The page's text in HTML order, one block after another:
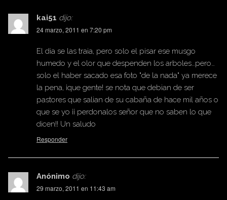
kai51 dijo:
24 marzo, 2011 en 7:20 pm
El dia se las traia, pero solo el pisar ese musgo
humedo y el olor que despenden los arboles…pero…
solo el haber sacado esa foto "de la nada" ya merece
la pena, ¡que gente! se nota que debian de ser
pastores que salian de su cabaña de hace mil años o
que se yo ¡¡ perdonalos señor que no saben lo que
dicen!! Un saludo
Responder
Anónimo dijo:
29 marzo, 2011 en 11:43 am